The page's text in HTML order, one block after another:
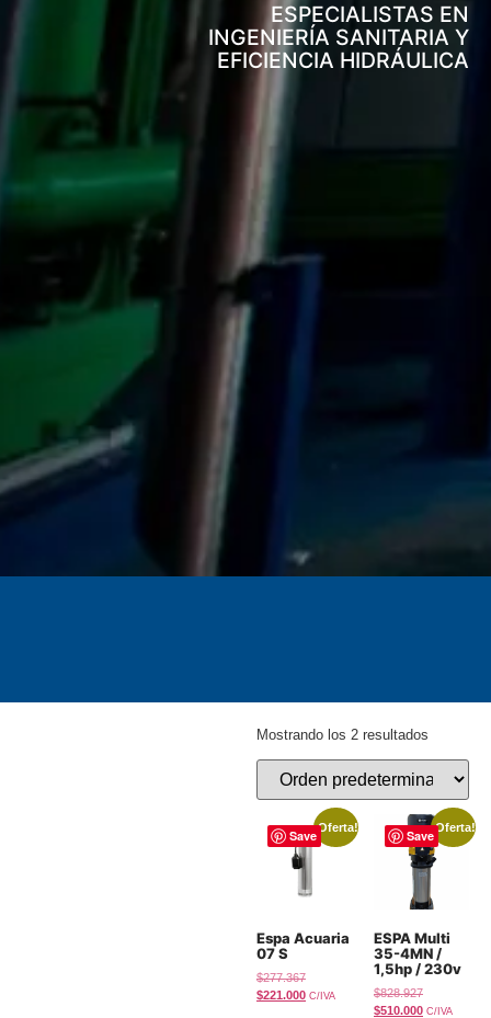
ESPECIALISTAS EN
INGENIERÍA SANITARIA Y
EFICIENCIA HIDRÁULICA
Mostrando los 2 resultados
Save¡Oferta!
Espa Acuaria
07 S
$277.367
$221.000 C/IVA
Save¡Oferta!
ESPA Multi
35-4MN /
1,5hp / 230v
$828.927
$510.000 C/IVA